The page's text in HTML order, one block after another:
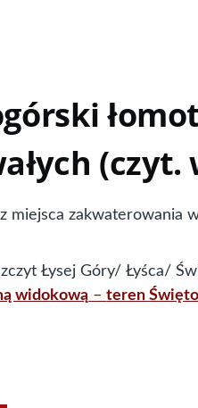
(czyt.
miejsca zakwaterowania
Łysej Góry/ Łyśca/
widokową –teren